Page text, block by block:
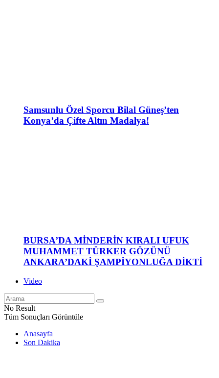
Samsunlu Özel Sporcu Bilal Güneş’ten
Konya’da Çifte Altın Madalya!
BURSA’DA MİNDERİN KIRALI UFUK
MUHAMMET TÜRKER GÖZÜNÜ
ANKARA’DAKİ ŞAMPİYONLUĞA DİKTİ
Video
No Result
Tüm Sonuçları Görüntüle
Anasayfa
Son Dakika